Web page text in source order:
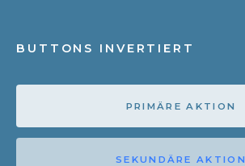
BUTTONS INVERTIERT
PRIMÄRE AKTION
SEKUNDÄRE AKTION